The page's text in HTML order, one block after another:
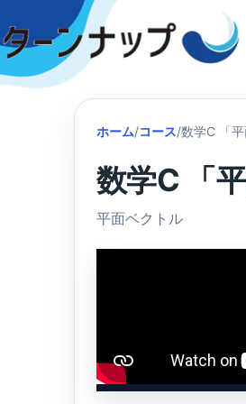
to
content
ホーム/コース/数学C 「
数学C 「
平面ベクトル